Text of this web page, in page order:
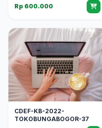
Rp 600.000
CDEF-KB-2022-
TOKOBUNGABOGOR-37